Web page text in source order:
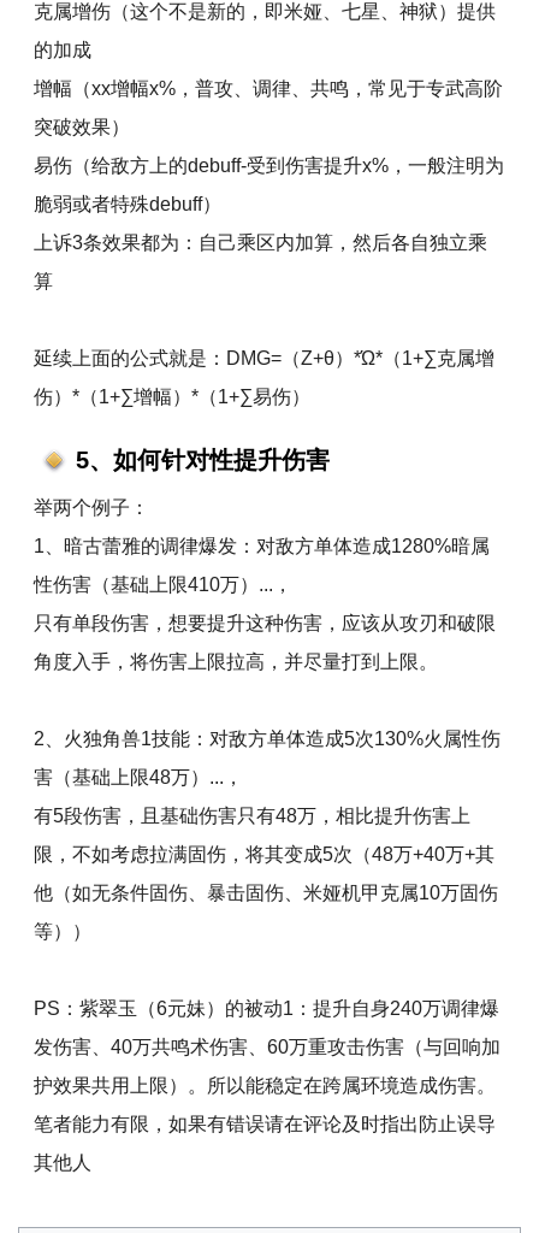
克属增伤（这个不是新的，即米娅、七星、神狱）提供
的加成
增幅（xx增幅x%，普攻、调律、共鸣，常见于专武高阶
突破效果）
易伤（给敌方上的debuff-受到伤害提升x%，一般注明为
脆弱或者特殊debuff）
上诉3条效果都为：自己乘区内加算，然后各自独立乘
算
延续上面的公式就是：DMG=（Z+θ）*Ώ*（1+∑克属增
伤）*（1+∑增幅）*（1+∑易伤）
5、如何针对性提升伤害
举两个例子：
1、暗古蕾雅的调律爆发：对敌方单体造成1280%暗属
性伤害（基础上限410万）...，
只有单段伤害，想要提升这种伤害，应该从攻刃和破限
角度入手，将伤害上限拉高，并尽量打到上限。
2、火独角兽1技能：对敌方单体造成5次130%火属性伤
害（基础上限48万）...，
有5段伤害，且基础伤害只有48万，相比提升伤害上
限，不如考虑拉满固伤，将其变成5次（48万+40万+其
他（如无条件固伤、暴击固伤、米娅机甲克属10万固伤
等））
PS：紫翠玉（6元妹）的被动1：提升自身240万调律爆
发伤害、40万共鸣术伤害、60万重攻击伤害（与回响加
护效果共用上限）。所以能稳定在跨属环境造成伤害。
笔者能力有限，如果有错误请在评论及时指出防止误导
其他人